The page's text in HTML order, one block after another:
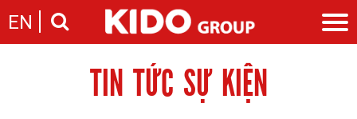
EN
Câu chuyện KIDOTIN TỨC SỰ KIỆN